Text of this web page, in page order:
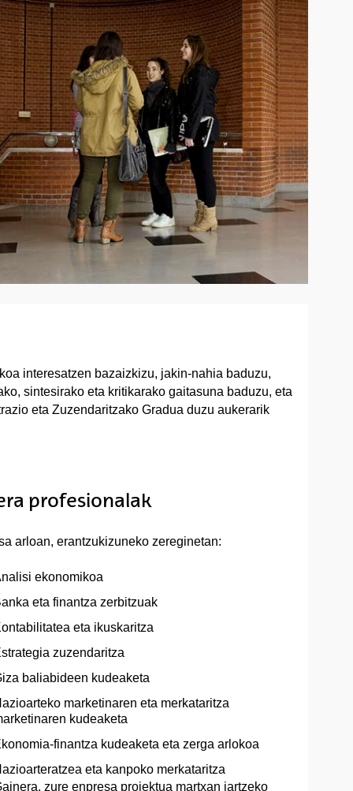
interesatzen bazaizkizu, jakin-nahia baduzu,
sintesirako eta kritikarako gaitasuna baduzu, eta
eta Zuzendaritzako Gradua duzu aukerarik
profesionalak
arloan, erantzukizuneko zereginetan:
ekonomikoa
eta finantza zerbitzuak
eta ikuskaritza
zuzendaritza
baliabideen kudeaketa
marketinaren eta merkataritza
kudeaketa
finantza kudeaketa eta zerga arlokoa
eta kanpoko merkataritza
zure enpresa proiektua martxan jartzeko